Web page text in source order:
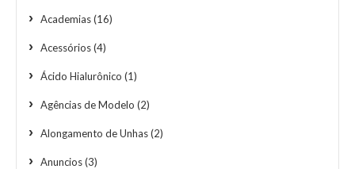
Academias(16)
Acessórios(4)
Ácido Hialurônico (1)
Agências de Modelo (2)
Alongamento de Unhas(2)
Anuncios(3)